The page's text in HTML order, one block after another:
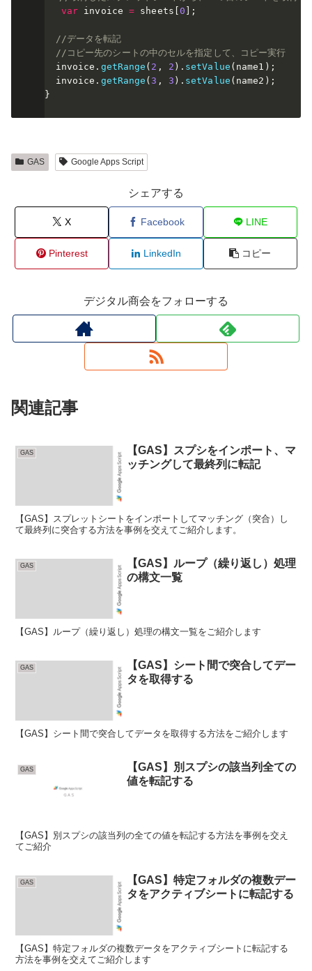
var invoice = sheets 0 ;
//データを転記
//コピー先のシートの中のセルを指定して、コピー実行
  invoice
. getRange ( 2 , 2 ) . setValue ( name1 ) ;
  invoice
. getRange (3 , 3 ) . setValue ( name2 ) ;
}
GAS Google Apps Script
シェアする
X Facebook LINE
Pinterest LinkedIn コピー
デジタル商会をフォローする
関連記事
GAS
【GAS】スプシをインポート、マ
ッチングして最終列に転記
【GAS】スプレットシートをインポートしてマッチング（突合）し
て最終列に突合する方法を事例を交えてご紹介します。
GAS
【GAS】ループ（繰り返し）処理
の構文一覧
【GAS】ループ（繰り返し）処理の構文一覧をご紹介します
GAS
【GAS】シート間で突合してデー
タを取得する
【GAS】シート間で突合してデータを取得する方法をご紹介します
GAS
【GAS】別スプシの該当列全ての
値を転記する
【GAS】別スプシの該当列の全ての値を転記する方法を事例を交え
てご紹介
GAS
【GAS】特定フォルダの複数デー
タをアクティブシートに転記する
【GAS】特定フォルダの複数データをアクティブシートに転記する
方法を事例を交えてご紹介します